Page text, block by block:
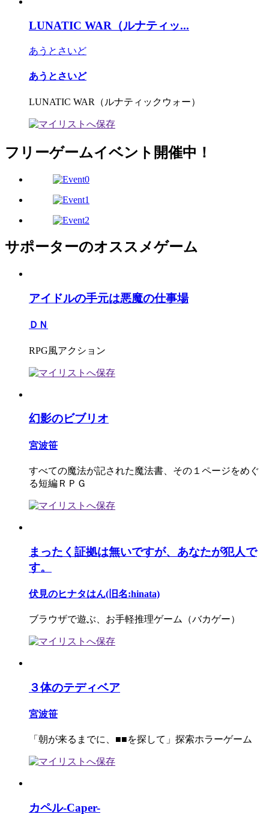
LUNATIC WAR（ルナティッ...
あうとさいど
あうとさいど
LUNATIC WAR（ルナティックウォー）
フリーゲームイベント開催中！
サポーターのオススメゲーム
アイドルの手元は悪魔の仕事場
ＤＮ
RPG風アクション
幻影のビブリオ
宮波笹
すべての魔法が記された魔法書、その１ページをめぐ
る短編ＲＰＧ
まったく証拠は無いですが、あなたが犯人で
す。
伏見のヒナタはん(旧名:hinata)
ブラウザで遊ぶ、お手軽推理ゲーム（バカゲー）
３体のテディベア
宮波笹
「朝が来るまでに、■■を探して」探索ホラーゲーム
カペル-Caper-